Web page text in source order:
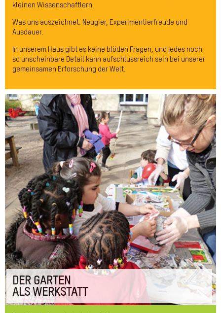
kleinen Wissenschaftlern.
Was uns auszeichnet: Neugier, Experimentierfreude und
Ausdauer.
In unserem Haus gibt es keine blöden Fragen, und jedes noch
so unscheinbare Detail kann aufschlussreich sein bei unserer
gemeinsamen Erforschung der Welt.
DER GARTEN
ALS WERKSTATT